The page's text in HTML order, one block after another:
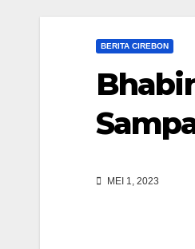
BERITA CIREBON
MEI 1, 2023